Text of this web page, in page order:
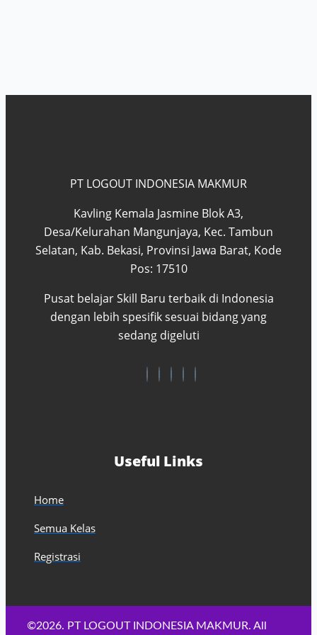
PT LOGOUT INDONESIA MAKMUR
Kavling Kemala Jasmine Blok A3,
Desa/Kelurahan Mangunjaya, Kec. Tambun
Selatan, Kab. Bekasi, Provinsi Jawa Barat, Kode
Pos: 17510
Pusat belajar Skill Baru terbaik di Indonesia
dengan lebih spesifik sesuai bidang yang
sedang digeluti
Useful Links
Home
Semua Kelas
Registrasi
©2026. PT LOGOUT INDONESIA MAKMUR. All